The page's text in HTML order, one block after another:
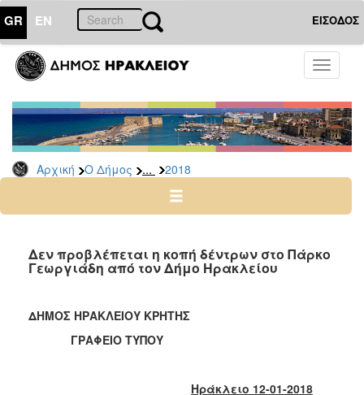
GR EN ΕΙΣΟΔΟΣ
Toggle
Αρχική Ο Δήμος ... 2018
ΔΗΜΟΣ
Δελτία
Τύπου
Αρχείο
2026
2024
2022
2020
2019
Δεν προβλέπεται η κοπή δέντρων στο Πάρκο
Γεωργιάδη από τον Δήμο Ηρακλείου
ΔΗΜΟΣ ΗΡΑΚΛΕΙΟΥ ΚΡΗΤΗΣ
ΓΡΑΦΕΙΟ ΤΥΠΟΥ
Ηράκλειο 12-01-2018